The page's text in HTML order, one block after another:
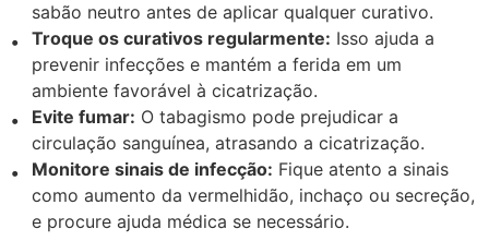
sabão neutro antes de aplicar qualquer curativo.
Troque os curativos regularmente: Isso ajuda a
prevenir infecções e mantém a ferida em um
ambiente favorável à cicatrização.
Evite fumar: O tabagismo pode prejudicar a
circulação sanguínea, atrasando a cicatrização.
Monitore sinais de infecção: Fique atento a sinais
como aumento da vermelhidão, inchaço ou secreção,
e procure ajuda médica se necessário.